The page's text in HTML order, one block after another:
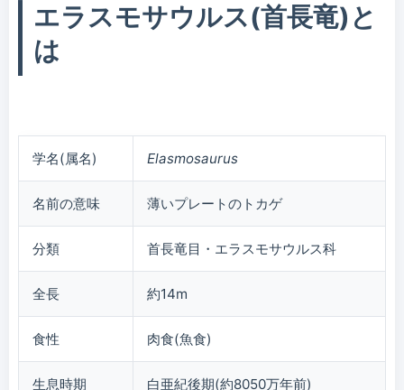
エラスモサウルス(首長竜)と
は
学名(属名) Elasmosaurus
名前の意味 薄いプレートのトカゲ
分類 首長竜目・エラスモサウルス科
全長 約14m
食性 肉食(魚食)
生息時期 白亜紀後期(約8050万年前)